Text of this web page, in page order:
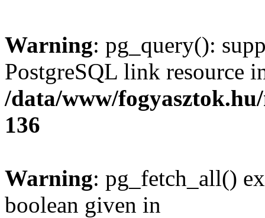
Warning: pg_query():
PostgreSQL link resource
/data/www/
136
Warning: pg_fetch_all()
boolean given in